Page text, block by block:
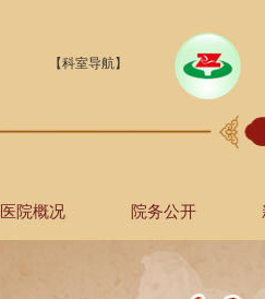
【科室导航】
医院概况 院务公开